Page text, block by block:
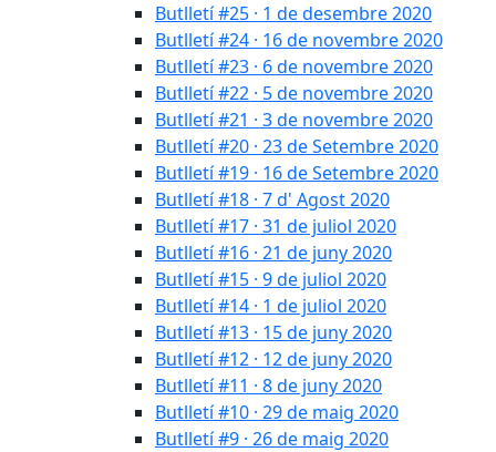
Butlletí #25 · 1 de desembre 2020
Butlletí #24 · 16 de novembre 2020
Butlletí #23 · 6 de novembre 2020
Butlletí #22 · 5 de novembre 2020
Butlletí #21 · 3 de novembre 2020
Butlletí #20 · 23 de Setembre 2020
Butlletí #19 · 16 de Setembre 2020
Butlletí #18 · 7 d' Agost 2020
Butlletí #17 · 31 de juliol 2020
Butlletí #16 · 21 de juny 2020
Butlletí #15 · 9 de juliol 2020
Butlletí #14 · 1 de juliol 2020
Butlletí #13 · 15 de juny 2020
Butlletí #12 · 12 de juny 2020
Butlletí #11 · 8 de juny 2020
Butlletí #10 · 29 de maig 2020
Butlletí #9 · 26 de maig 2020